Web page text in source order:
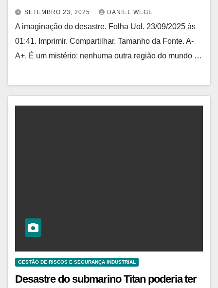
SETEMBRO 23, 2025 DANIEL WEGE
A imaginação do desastre. Folha Uol. 23/09/2025 às
01:41. Imprimir. Compartilhar. Tamanho da Fonte. A-
A+. É um mistério: nenhuma outra região do mundo …
GESTÃO DE RISCOS E SEGURANÇA INDUSTRIAL
Desastre do submarino Titan poderia ter